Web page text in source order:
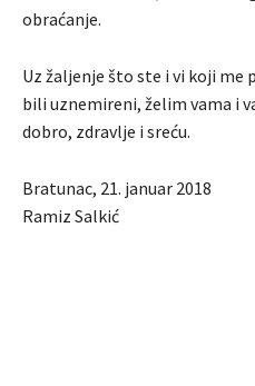
obraćanje.
Uz žaljenje što ste i vi koji me
bili uznemireni, želim vama i
dobro, zdravlje i sreću.
Bratunac, 21. januar 2018
Ramiz Salkić